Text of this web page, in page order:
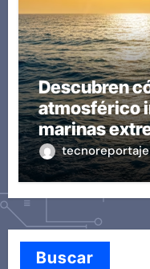
Descubren
atmosférico
marinas
Buscar